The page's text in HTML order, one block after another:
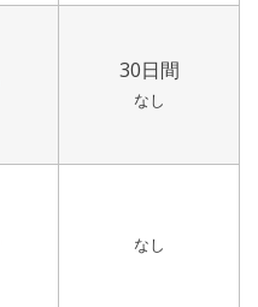
30日間
なし
なし